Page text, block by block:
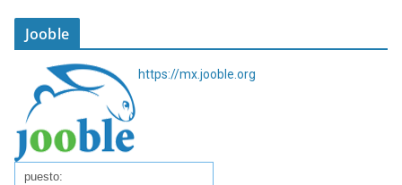
Jooble
https://mx.jooble.org
puesto: